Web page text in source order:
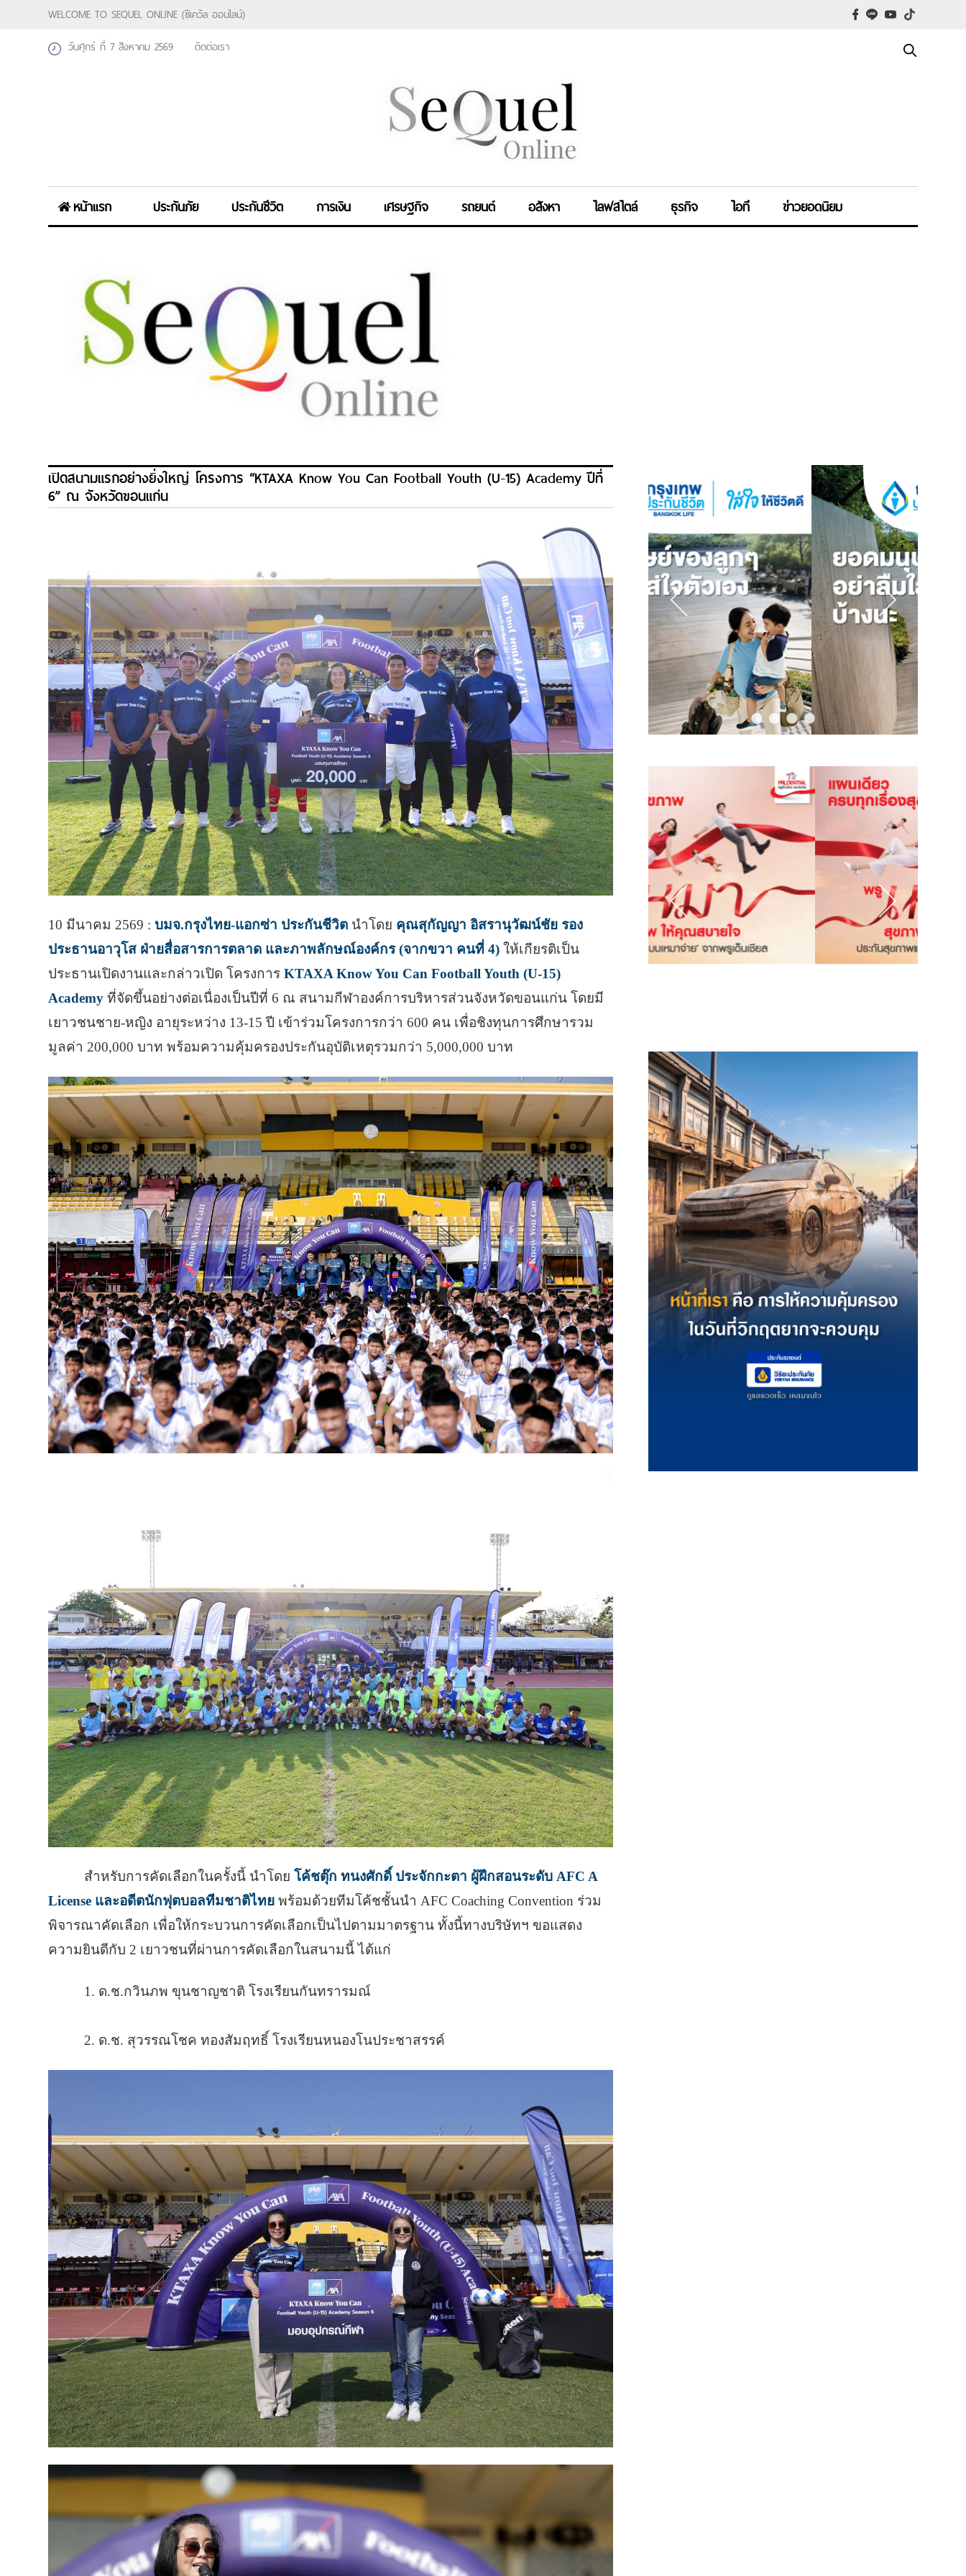
WELCOME TO SEQUEL ONLINE (ซีเคว้ล ออนไลน์)
วันศุกร์ ที่ 7 สิงหาคม 2569
ติดต่อเรา
หน้าแรก ประกันภัย ประกันชีวิต การเงิน เศรษฐกิจ รถยนต์ อสังหา ไลฟสไตล์ ธุรกิจ ไอที ข่าวยอดนิยม
เปิดสนามแรกอย่างยิ่งใหญ่ โครงการ “KTAXA Know You Can Football Youth (U-15) Academy ปีที่
6” ณ จังหวัดขอนแก่น
10 มีนาคม 2569 :บมจ.กรุงไทย-แอกซ่า ประกันชีวิต นำโดย คุณสุกัญญา อิสรานุวัฒน์ชัย รอง
ประธานอาวุโส ฝ่ายสื่อสารการตลาด และภาพลักษณ์องค์กร (จากขวา คนที่ 4) ให้เกียรติเป็น
ประธานเปิดงานและกล่าวเปิด โครงการ KTAXA Know You Can Football Youth (U-15)
Academy ที่จัดขึ้นอย่างต่อเนื่องเป็นปีที่ 6 ณ สนามกีฬาองค์การบริหารส่วนจังหวัดขอนแก่น โดยมี
เยาวชนชาย-หญิง อายุระหว่าง 13-15 ปี เข้าร่วมโครงการกว่า 600 คน เพื่อชิงทุนการศึกษารวม
มูลค่า 200,000 บาท พร้อมความคุ้มครองประกันอุบัติเหตุรวมกว่า 5,000,000 บาท
สำหรับการคัดเลือกในครั้งนี้ นำโดยโค้ชตุ๊ก ทนงศักดิ์ ประจักกะตา ผู้ฝึกสอนระดับ AFC A
License และอดีตนักฟุตบอลทีมชาติไทย พร้อมด้วยทีมโค้ชชั้นนำ AFC Coaching Convention ร่วม
พิจารณาคัดเลือก เพื่อให้กระบวนการคัดเลือกเป็นไปตามมาตรฐาน ทั้งนี้ทางบริษัทฯ ขอแสดง
ความยินดีกับ 2 เยาวชนที่ผ่านการคัดเลือกในสนามนี้ ได้แก่
1. ด.ช.กวินภพ ขุนชาญชาติ โรงเรียนกันทรารมณ์
2. ด.ช. สุวรรณโชค ทองสัมฤทธิ์ โรงเรียนหนองโนประชาสรรค์